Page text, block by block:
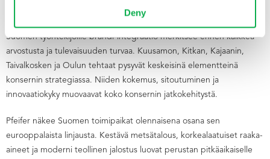
Deny
alueelliselle juurtumiselle
Suomen työntekijöille brändi-integraatio merkitsee ennen kaikkea
arvostusta ja tulevaisuuden turvaa. Kuusamon, Kitkan, Kajaanin,
Taivalkosken ja Oulun tehtaat pysyvät keskeisinä elementteinä
konsernin strategiassa. Niiden kokemus, sitoutuminen ja
innovaatiokyky muovaavat koko konsernin jatkokehitystä.
Pfeifer näkee Suomen toimipaikat olennaisena osana sen
eurooppalaista linjausta. Kestävä metsätalous, korkealaatuiset raaka-
aineet ja moderni teollinen jalostus luovat perustan pitkäaikaiselle